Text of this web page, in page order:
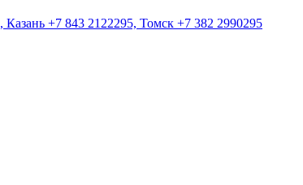
+7 843 2122295, Томск +7 382 2990295